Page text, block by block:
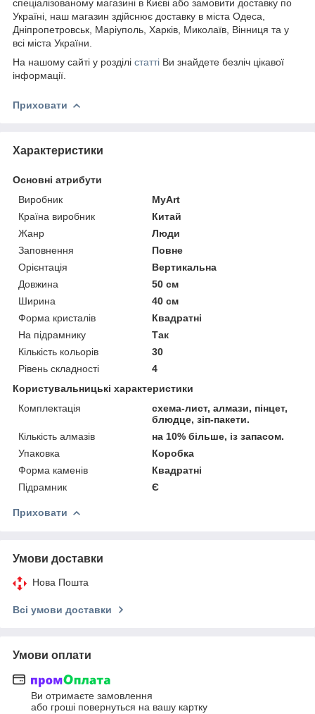
спеціалізованому магазині в Києві або замовити доставку по
Україні, наш магазин здійснює доставку в міста Одеса,
Дніпропетровськ, Маріуполь, Харків, Миколаїв, Вінниця та у
всі міста України.
На нашому сайті у розділі статті Ви знайдете безліч цікавої
інформації.
Приховати
Характеристики
Основні атрибути
Виробник
MyArt
Країна виробник
Китай
Жанр
Люди
Заповнення
Повне
Орієнтація
Вертикальна
Довжина
50 см
Ширина
40 см
Форма кристалів
Квадратні
На підрамнику
Так
Кількість кольорів
30
Рівень складності
4
Користувальницькі характеристики
Комплектація
схема-лист, алмази, пінцет,
блюдце, зіп-пакети.
Кількість алмазів
на 10% більше, із запасом.
Упаковка
Коробка
Форма каменів
Квадратні
Підрамник
Є
Приховати
Умови доставки
Нова Пошта
Всі умови доставки
Умови оплати
Ви отримаєте замовлення
або гроші повернуться на вашу картку